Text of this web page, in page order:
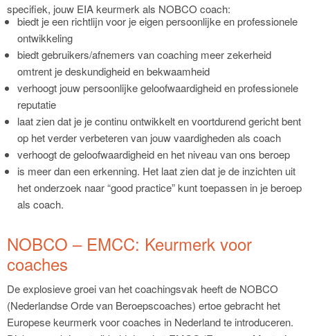
specifiek, jouw EIA keurmerk als NOBCO coach:
biedt je een richtlijn voor je eigen persoonlijke en professionele
ontwikkeling
biedt gebruikers/afnemers van coaching meer zekerheid
omtrent je deskundigheid en bekwaamheid
verhoogt jouw persoonlijke geloofwaardigheid en professionele
reputatie
laat zien dat je je continu ontwikkelt en voortdurend gericht bent
op het verder verbeteren van jouw vaardigheden als coach
verhoogt de geloofwaardigheid en het niveau van ons beroep
is meer dan een erkenning. Het laat zien dat je de inzichten uit
het onderzoek naar “good practice” kunt toepassen in je beroep
als coach.
NOBCO – EMCC: Keurmerk voor
coaches
De explosieve groei van het coachingsvak heeft de NOBCO
(Nederlandse Orde van Beroepscoaches) ertoe gebracht het
Europese keurmerk voor coaches in Nederland te introduceren.